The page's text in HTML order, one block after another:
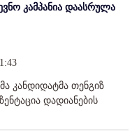
კამპანია დაასრულა
კანდიდატმა თენგიზ
დადიანების